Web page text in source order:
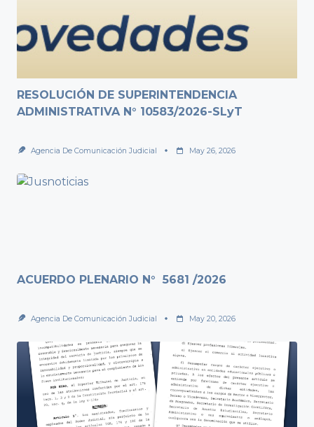
RESOLUCIÓN DE SUPERINTENDENCIA
ADMINISTRATIVA N° 10583/2026-SLyT
Agencia De Comunicación Judicial May 26, 2026
ACUERDO PLENARIO N° 5681 /2026
Agencia De Comunicación Judicial May 20, 2026